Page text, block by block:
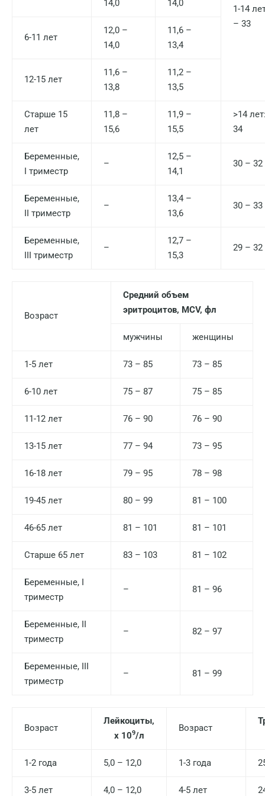
1-14
– 33
14,0 14,0
6-11 лет
12,0 –
14,0
11,6 –
13,4
12-15 лет
11,6 –
13,8
11,2 –
13,5
Старше 15
лет
11,8 –
15,6
11,9 –
15,5
>14
34
Беременные,
I триместр
–
12,5 –
14,1
30 – 32
Беременные,
II триместр
–
13,4 –
13,6
30 – 33
Беременные,
III триместр
–
12,7 –
15,3
29 – 32
Возраст
Средний объем
эритроцитов, MCV, фл
мужчины женщины
1-5 лет 73 – 85 73 – 85
6-10 лет 75 – 87 75 – 85
11-12 лет 76 – 90 76 – 90
13-15 лет 77 – 94 73 – 95
16-18 лет 79 – 95 78 – 98
19-45 лет 80 – 99 81 – 100
46-65 лет 81 – 101 81 – 101
Старше 65 лет 83 – 103 81 – 102
Беременные, I
триместр
– 81 – 96
Беременные, II
триместр
– 82 – 97
Беременные, III
триместр
– 81 – 99
Возраст
Лейкоциты,
х 109/л
Возраст
1-2 года 5,0 – 12,0 1-3 года
3-5 лет 4,0 – 12,0 4-5 лет
Санкт-Петербург
Казань
Астрахань
Балашиха
Барнаул
Брянск
Владимир
Гатчина
Геленджик
Голубое
Долгопрудный
Екатеринбург
Звенигород
Иваново